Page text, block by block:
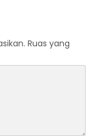
Ruas yang